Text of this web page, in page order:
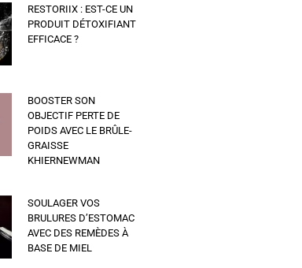
RESTORIIX : EST-CE UN
PRODUIT DÉTOXIFIANT
EFFICACE ?
BOOSTER SON
OBJECTIF PERTE DE
POIDS AVEC LE BRÛLE-
GRAISSE
KHIERNEWMAN
SOULAGER VOS
BRULURES D’ESTOMAC
AVEC DES REMÈDES À
BASE DE MIEL